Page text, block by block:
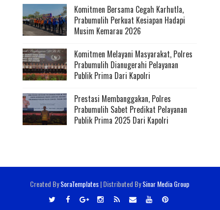
Komitmen Bersama Cegah Karhutla,
Prabumulih Perkuat Kesiapan Hadapi
Musim Kemarau 2026
Komitmen Melayani Masyarakat, Polres
Prabumulih Dianugerahi Pelayanan
Publik Prima Dari Kapolri
Prestasi Membanggakan, Polres
Prabumulih Sabet Predikat Pelayanan
Publik Prima 2025 Dari Kapolri
Created BySoraTemplates| Distributed BySinar Media Group